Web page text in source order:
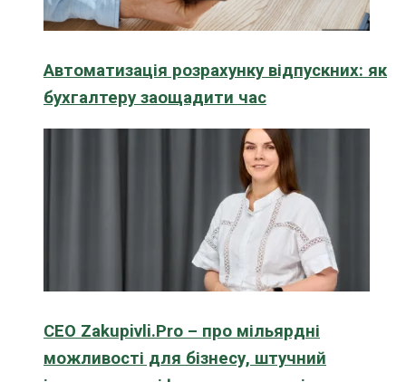
Автоматизація розрахунку відпускних: як
бухгалтеру заощадити час
CEO Zakupivli.Pro – про мільярдні
можливості для бізнесу, штучний